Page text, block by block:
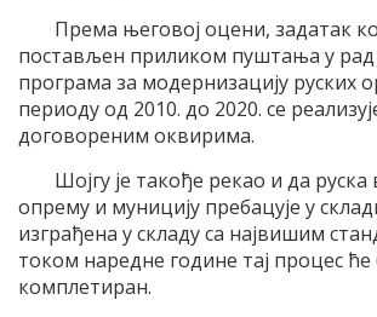
Према његовој оцени, задатак
постављен приликом пуштања у
програма за модернизацију руских
периоду од 2010. до 2020. се
договореним оквирима.
Шојгу је такође рекао и да руска
опрему и муницију пребацује у
изграђена у складу са највишим
током наредне године тај процес ће
комплетиран.